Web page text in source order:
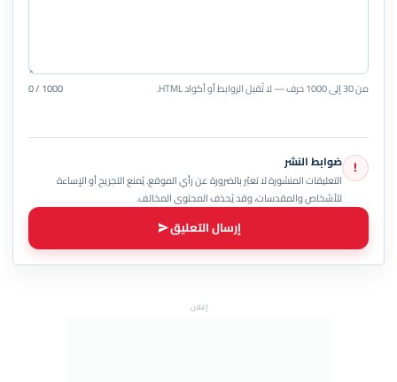
من 30 إلى 1000 حرف — لا تُقبل الروابط أو أكواد HTML. 0 / 1000
! ضوابط النشر
التعليقات المنشورة لا تعبّر بالضرورة عن رأي الموقع. يُمنع التجريح أو الإساءة
للأشخاص والمقدسات، وقد يُحذف المحتوى المخالف.
إرسال التعليق
إعلان